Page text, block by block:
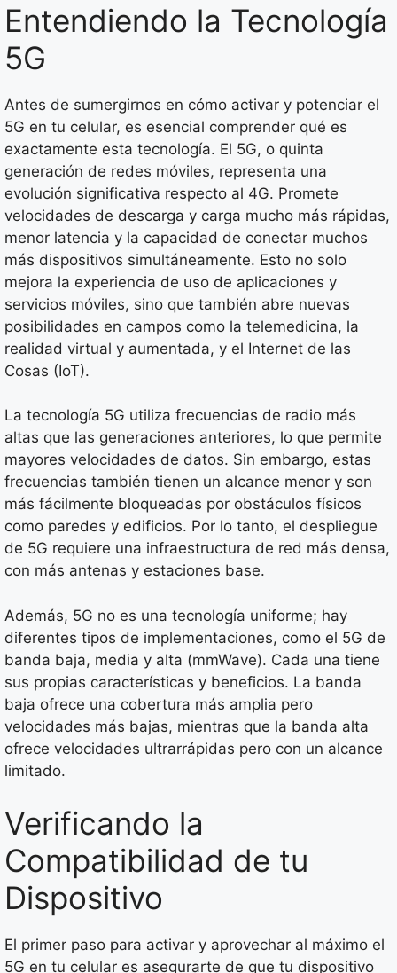
Entendiendo la Tecnología
5G
Antes de sumergirnos en cómo activar y potenciar el
5G en tu celular, es esencial comprender qué es
exactamente esta tecnología. El 5G, o quinta
generación de redes móviles, representa una
evolución significativa respecto al 4G. Promete
velocidades de descarga y carga mucho más rápidas,
menor latencia y la capacidad de conectar muchos
más dispositivos simultáneamente. Esto no solo
mejora la experiencia de uso de aplicaciones y
servicios móviles, sino que también abre nuevas
posibilidades en campos como la telemedicina, la
realidad virtual y aumentada, y el Internet de las
Cosas (IoT).
La tecnología 5G utiliza frecuencias de radio más
altas que las generaciones anteriores, lo que permite
mayores velocidades de datos. Sin embargo, estas
frecuencias también tienen un alcance menor y son
más fácilmente bloqueadas por obstáculos físicos
como paredes y edificios. Por lo tanto, el despliegue
de 5G requiere una infraestructura de red más densa,
con más antenas y estaciones base.
Además, 5G no es una tecnología uniforme; hay
diferentes tipos de implementaciones, como el 5G de
banda baja, media y alta (mmWave). Cada una tiene
sus propias características y beneficios. La banda
baja ofrece una cobertura más amplia pero
velocidades más bajas, mientras que la banda alta
ofrece velocidades ultrarrápidas pero con un alcance
limitado.
Verificando la
Compatibilidad de tu
Dispositivo
El primer paso para activar y aprovechar al máximo el
5G en tu celular es asegurarte de que tu dispositivo